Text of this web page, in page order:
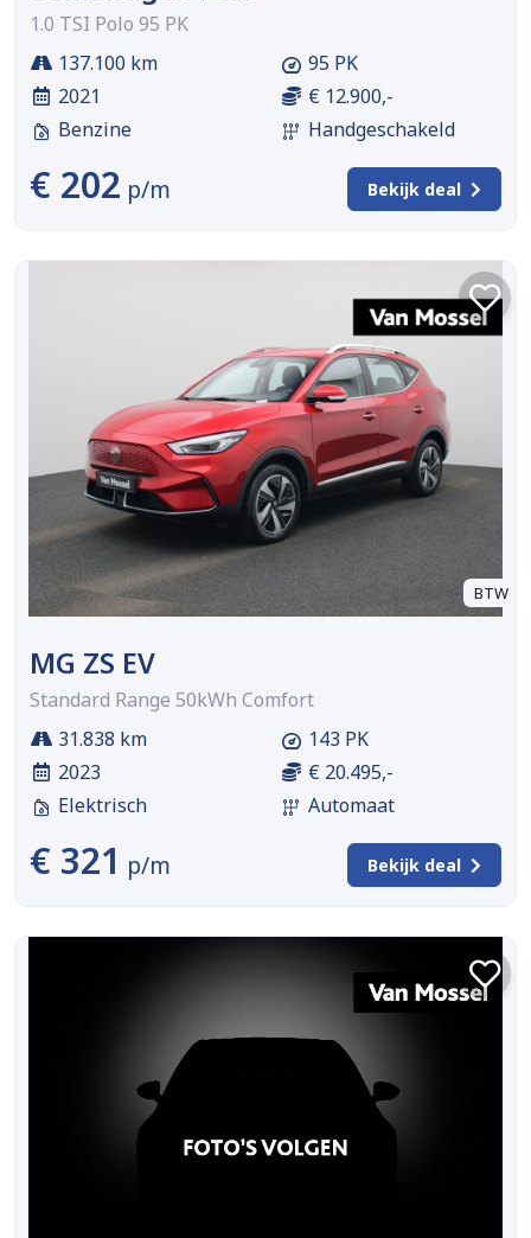
1.0 TSI Polo 95 PK
137.100 km
2021
Benzine
95 PK
€ 12.900,-
Handgeschakeld
€ 202 p/m Bekijk deal
BTW
MG ZS EV
Standard Range 50kWh Comfort
31.838 km
2023
Elektrisch
143 PK
€ 20.495,-
Automaat
€ 321 p/m Bekijk deal